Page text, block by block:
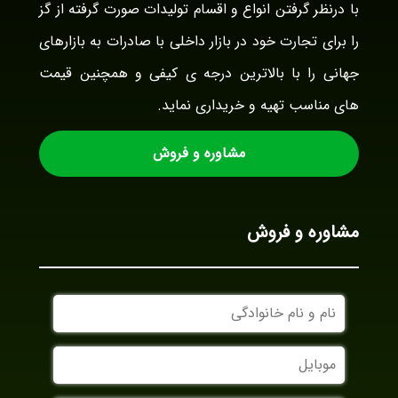
با درنظر گرفتن انواع و اقسام تولیدات صورت گرفته از گز
را برای تجارت خود در بازار داخلی با صادرات به بازارهای
جهانی را با بالاترین درجه ی کیفی و همچنین قیمت
های مناسب تهیه و خریداری نماید.
مشاوره و فروش
مشاوره و فروش
نام
و
نام
خانوادگی
موبایل